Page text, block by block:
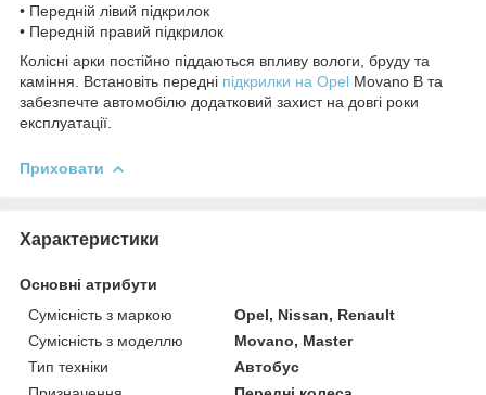
• Передній лівий підкрилок
• Передній правий підкрилок
Колісні арки постійно піддаються впливу вологи, бруду та
каміння. Встановіть передні підкрилки на Opel Movano B та
забезпечте автомобілю додатковий захист на довгі роки
експлуатації.
Приховати
Характеристики
Основні атрибути
Сумісність з маркою
Opel, Nissan, Renault
Сумісність з моделлю
Movano, Master
Тип техніки
Автобус